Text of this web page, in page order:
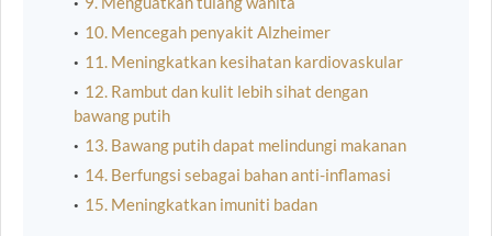
10. Mencegah penyakit Alzheimer
11. Meningkatkan kesihatan kardiovaskular
12. Rambut dan kulit lebih sihat dengan
bawang putih
13. Bawang putih dapat melindungi makanan
14. Berfungsi sebagai bahan anti-inflamasi
15. Meningkatkan imuniti badan